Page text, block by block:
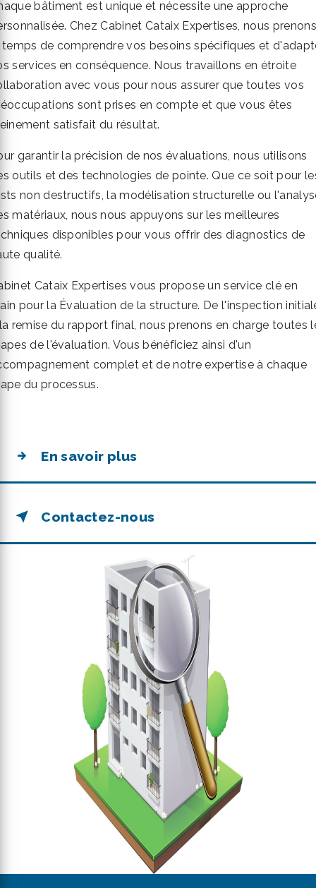
bâtiment est unique et nécessite une approche
Chez Cabinet Cataix Expertises, nous prenons
temps de comprendre vos besoins spécifiques et
services en conséquence. Nous travaillons en étroite
avec vous pour nous assurer que toutes vos
sont prises en compte et que vous êtes
satisfait du résultat.
garantir la précision de nos évaluations, nous utilisons
outils et des technologies de pointe. Que ce soit pour
non destructifs, la modélisation structurelle ou
matériaux, nous nous appuyons sur les meilleures
disponibles pour vous offrir des diagnostics de
qualité.
Cataix Expertises vous propose un service clé en
pour la Évaluation de la structure. De l'inspection
remise du rapport final, nous prenons en charge toutes
de l'évaluation. Vous bénéficiez ainsi d'un
complet et de notre expertise à chaque
du processus.
En savoir plus
Contactez-nous